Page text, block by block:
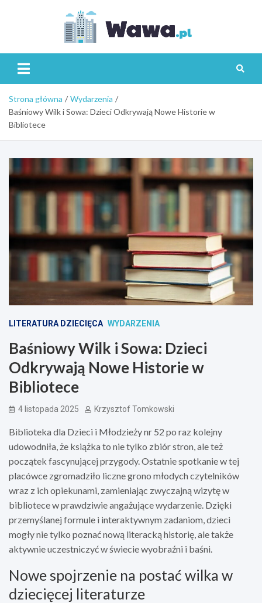
Strona główna
Wydarzenia
Baśniowy Wilk i Sowa: Dzieci Odkrywają Nowe Historie w
Bibliotece
LITERATURA DZIECIĘCA WYDARZENIA
Baśniowy Wilk i Sowa: Dzieci
Odkrywają Nowe Historie w
Bibliotece
4 listopada 2025 Krzysztof Tomkowski
Biblioteka dla Dzieci i Młodzieży nr 52 po raz kolejny
udowodniła, że książka to nie tylko zbiór stron, ale też
początek fascynującej przygody. Ostatnie spotkanie w tej
placówce zgromadziło liczne grono młodych czytelników
wraz z ich opiekunami, zamieniając zwyczajną wizytę w
bibliotece w prawdziwie angażujące wydarzenie. Dzięki
przemyślanej formule i interaktywnym zadaniom, dzieci
mogły nie tylko poznać nową literacką historię, ale także
aktywnie uczestniczyć w świecie wyobraźni i baśni.
Nowe spojrzenie na postać wilka w
dziecięcej literaturze